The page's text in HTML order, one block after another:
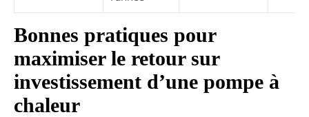
Bonnes pratiques pour
maximiser le retour sur
investissement d’une pompe à
chaleur